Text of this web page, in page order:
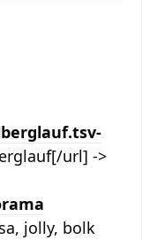
url] ->
jolly, bolk